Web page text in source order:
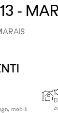
-
mobili